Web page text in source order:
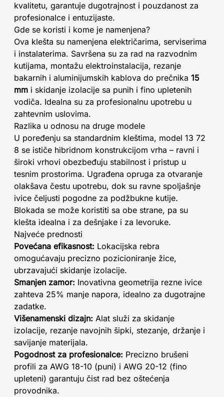
kvalitetu, garantuje dugotrajnost i pouzdanost za
profesionalce i entuzijaste.
Gde se koristi i kome je namenjena?
Ova klešta su namenjena električarima, serviserima
i instalaterima. Savršena su za rad na razvodnim
kutijama, montažu elektroinstalacija, rezanje
bakarnih i aluminijumskih kablova do prečnika 15
mm i skidanje izolacije sa punih i fino upletenih
vodiča. Idealna su za profesionalnu upotrebu u
zahtevnim uslovima.
Razlika u odnosu na druge modele
U poređenju sa standardnim kleštima, model 13 72
8 se ističe hibridnom konstrukcijom vrha – ravni i
široki vrhovi obezbeđuju stabilnost i pristup u
tesnim prostorima. Ugrađena opruga za otvaranje
olakšava čestu upotrebu, dok su ravne spoljašnje
ivice čeljusti pogodne za podžbukne kutije.
Blokada se može koristiti sa obe strane, pa su
klešta idealna i za dešnjake i za levoruke.
Najveće prednosti
Povećana efikasnost: Lokacijska rebra
omogućavaju precizno pozicioniranje žice,
ubrzavajući skidanje izolacije.
Smanjen zamor: Inovativna geometrija rezne ivice
zahteva 25% manje napora, idealno za dugotrajne
zadatke.
Višenamenski dizajn: Alat služi za skidanje
izolacije, rezanje navojnih šipki, stezanje, držanje i
savijanje materijala.
Pogodnost za profesionalce: Precizno brušeni
profili za AWG 18-10 (puni) i AWG 20-12 (fino
upleteni) garantuju čist rad bez oštećenja
provodnika.